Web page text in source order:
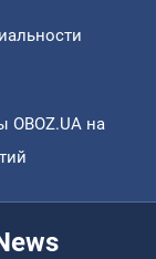
OBOZ.UA на